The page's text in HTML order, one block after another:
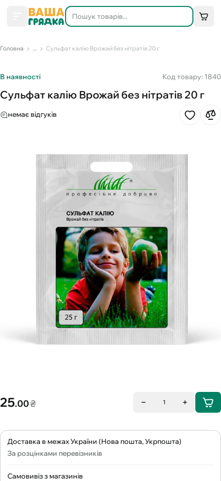
Головна ... Сульфат калію Врожай без нітратів 20 г
В наявності Код товару: 1840
Сульфат калію Врожай без нітратів 20 г
немає відгуків
25.00₴ 1
Доставка в межах України (Нова пошта, Укрпошта)
За розцінками перевізників
Самовивіз з магазинів